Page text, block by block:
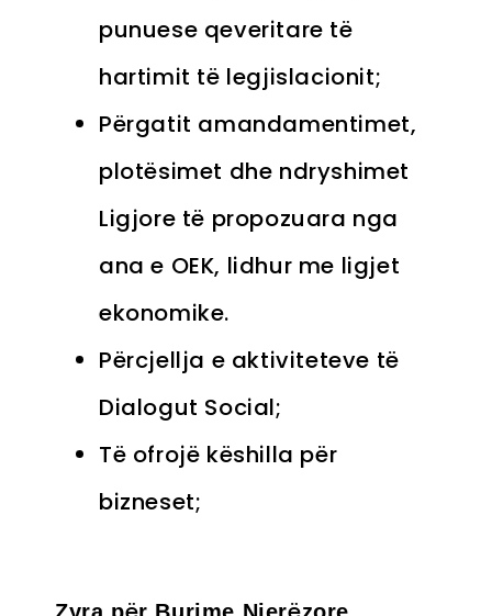
punuese qeveritare të
hartimit të legjislacionit;
Përgatit amandamentimet,
plotësimet dhe ndryshimet
Ligjore të propozuara nga
ana e OEK, lidhur me ligjet
ekonomike.
Përcjellja e aktiviteteve të
Dialogut Social;
Të ofrojë këshilla për
bizneset;